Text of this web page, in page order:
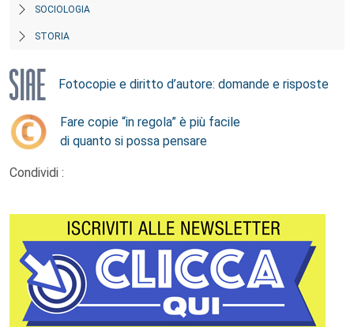
SOCIOLOGIA
STORIA
Fotocopie e diritto d’autore: domande e risposte
Fare copie “in regola” è più facile
di quanto si possa pensare
Condividi :